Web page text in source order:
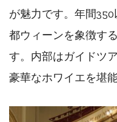
が魅力です。年間
都ウィーンを象徴す
す。内部はガイドツ
豪華なホワイエを堪